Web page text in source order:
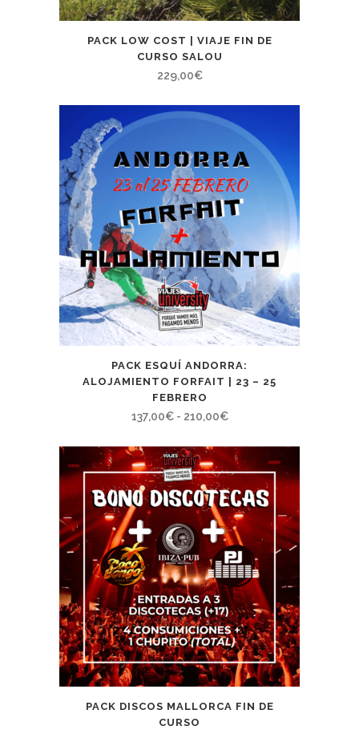
PACK LOW COST | VIAJE FIN DE
CURSO SALOU
229,00€
PACK ESQUÍ ANDORRA:
ALOJAMIENTO FORFAIT | 23 – 25
FEBRERO
137,00€ - 210,00€Rango
precios:
desde
137,00€
hasta
210,00€
PACK DISCOS MALLORCA FIN DE
CURSO